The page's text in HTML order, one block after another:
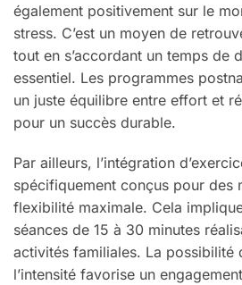
également positivement sur le
stress. C’est un moyen de
tout en s’accordant un temps de
essentiel. Les programmes
un juste équilibre entre effort et
pour un succès durable.
Par ailleurs, l’intégration
spécifiquement conçus pour des
flexibilité maximale. Cela
séances de 15 à 30 minutes
activités familiales. La possibilité
l’intensité favorise un